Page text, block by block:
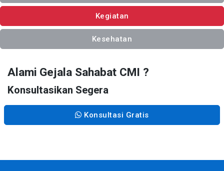
Kegiatan
Kesehatan
Alami Gejala Sahabat CMI ?
Konsultasikan Segera
Konsultasi Gratis